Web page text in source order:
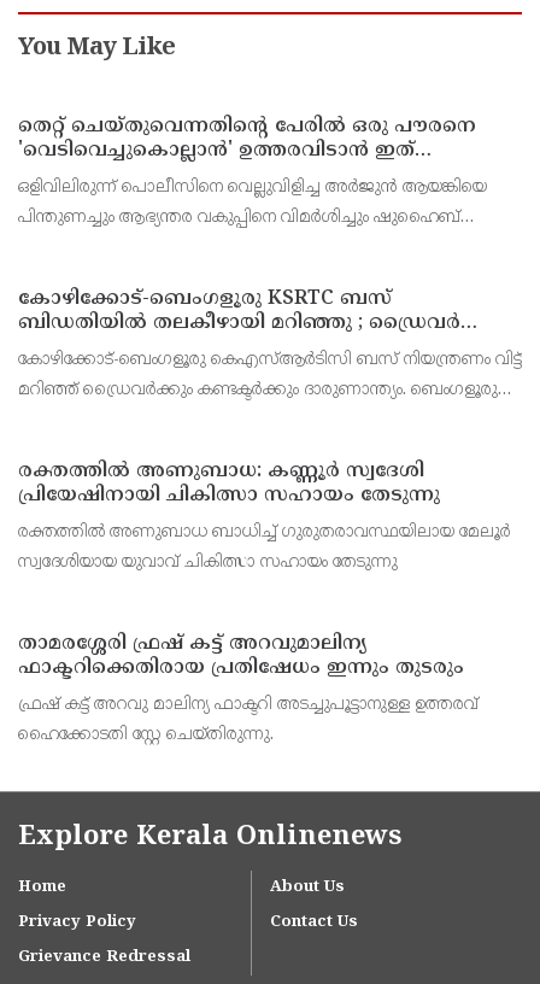
You May Like
തെറ്റ് ചെയ്തുവെന്നതിന്റെ പേരില്‍ ഒരു പൗരനെ
'വെടിവെച്ചുകൊല്ലാന്‍' ഉത്തരവിടാന്‍ ഇത്
സംഘപരിവാറിൻ്റെ ബുള്‍ഡോസര്‍ ഭരണമുള്ള
യുപിയോ ബിഹാറോ അല്ല ; അര്‍ജുന്‍ ആയങ്കിയെ
പിന്തുണച്ച് ആകാശ് തില്ലങ്കേരി
ഒളിവിലിരുന്ന് പൊലീസിനെ വെല്ലുവിളിച്ച അര്‍ജുന്‍ ആയങ്കിയെ
പിന്തുണച്ചും ആഭ്യന്തര വകുപ്പിനെ വിമര്‍ശിച്ചും ഷുഹൈബ്
കോഴിക്കോട്-ബെംഗളൂരു KSRTC ബസ്
ബിഡതിയിൽ തലകീഴായി മറിഞ്ഞു ; ഡ്രെെവർക്കും
കണ്ടക്ടർക്കും ദാരുണാന്ത്യം, നിരവധി യാത്രക്കാർക്ക്
പരിക്ക്
കോഴിക്കോട്-ബെംഗളൂരു കെഎസ്ആര്‍ടിസി ബസ് നിയന്ത്രണം വിട്ട്
മറിഞ്ഞ് ഡ്രൈവര്‍ക്കും കണ്ടക്ടര്‍ക്കും ദാരുണാന്ത്യം. ബെംഗളൂരു
രക്തത്തിൽ അണുബാധ: കണ്ണൂർ സ്വദേശി
പ്രിയേഷിനായി ചികിത്സാ സഹായം തേടുന്നു
രക്തത്തിൽ അണുബാധ ബാധിച്ച് ഗുരുതരാവസ്ഥയിലായ മേലൂർ
സ്വദേശിയായ യുവാവ് ചികിത്സാ സഹായം തേടുന്നു
താമരശ്ശേരി ഫ്രഷ് കട്ട് അറവുമാലിന്യ
ഫാക്ടറിക്കെതിരായ പ്രതിഷേധം ഇന്നും തുടരും
ഫ്രഷ് കട്ട് അറവു മാലിന്യ ഫാക്ടറി അടച്ചുപൂട്ടാനുള്ള ഉത്തരവ്
ഹൈക്കോടതി സ്റ്റേ ചെയ്തിരുന്നു.
Explore Kerala Onlinenews
Home
About Us
Privacy Policy
Contact Us
Grievance Redressal